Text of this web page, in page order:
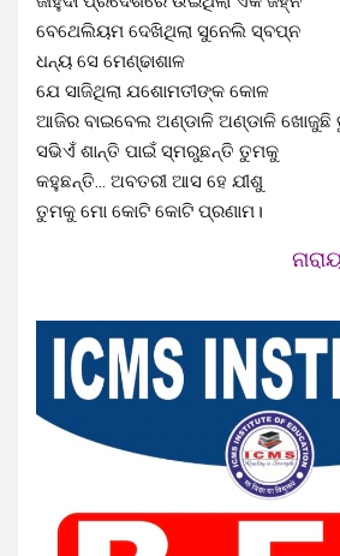
ବେଥେଲିୟମ ଦେଖିଥିଲା ସୁନେଲି ସ୍ବପ୍ନ
ଧନ୍ୟ ସେ ମେଣ୍ଢାଶାଳ
ଯେ ସାଜିଥିଲା ଯଶୋମତୀଙ୍କ କୋଳ
ଆଜିର ବାଇବେଲ ଅଣ୍ଡାଳି ଅଣ୍ଡାଳି ଖୋଜୁଛି
ସଭିଏଁ ଶାନ୍ତି ପାଇଁ ସ୍ମରୁଛନ୍ତି ତୁମକୁ
କହୁଛନ୍ତି… ଅବତରୀ ଆସ ହେ ଯୀଶୁ
ତୁମକୁ ମୋ କୋଟି କୋଟି ପ୍ରଣାମ।